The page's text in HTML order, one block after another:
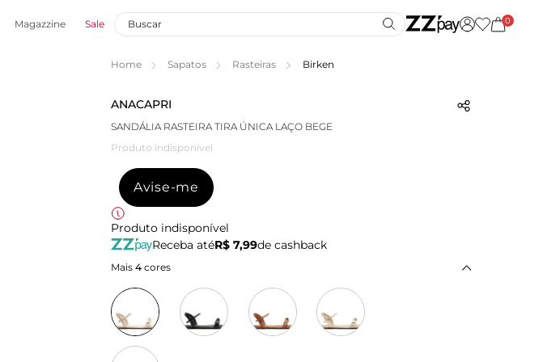
Magazzine Sale 0
Home Sapatos Rasteiras Birken
ANACAPRI
SANDÁLIA RASTEIRA TIRA ÚNICA LAÇO BEGE
Produto indisponível
Avise-me
Produto indisponível
Receba atéR$ 7,99de cashback
Mais 4 cores